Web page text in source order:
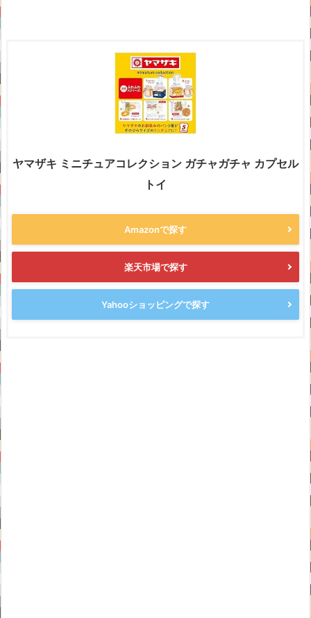
ヤマザキ ミニチュアコレクション ガチャガチャ カプセル
トイ
Amazonで探す
楽天市場で探す
Yahooショッピングで探す